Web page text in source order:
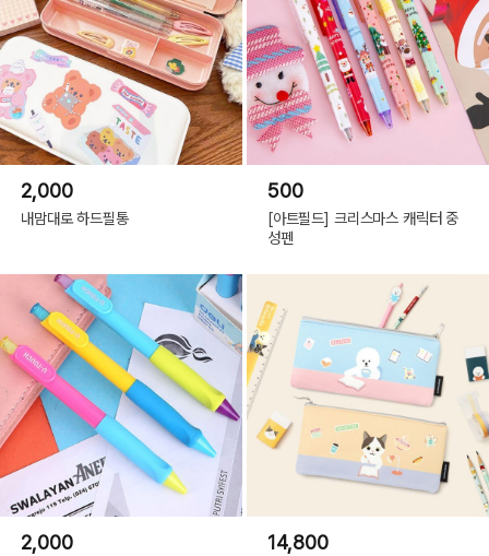
2,000
내맘대로 하드필통
500
[아트필드] 크리스마스 캐릭터 중
성펜
2,000 14,800